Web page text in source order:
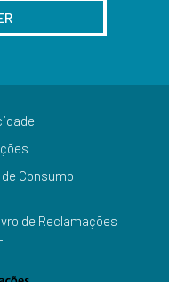
Consumo
de Reclamações